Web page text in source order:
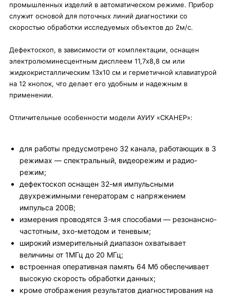
промышленных изделий в автоматическом режиме. Прибор
служит основой для поточных линий диагностики со
скоростью обработки исследуемых объектов до 2м/с.
Дефектоскоп, в зависимости от комплектации, оснащен
электролюминесцентным дисплеем 11,7х8,8 см или
жидкокристаллическим 13х10 см и герметичной клавиатурой
на 12 кнопок, что делает его удобным и надежным в
применении.
Отличительные особенности модели АУИУ «СКАНЕР»:
для работы предусмотрено 32 канала, работающих в 3
режимах — спектральный, видеорежим и радио-
режим;
дефектоскоп оснащен 32-мя импульсными
двухрежимными генераторам с напряжением
импульса 200В;
измерения проводятся 3-мя способами — резонансно-
частотным, эхо-методом и теневым;
широкий измерительный диапазон охватывает
величины от 1МГц до 20 МГц;
встроенная оперативная память 64 Мб обеспечивает
высокую скорость обработки данных;
кроме отображения результатов диагностирования на